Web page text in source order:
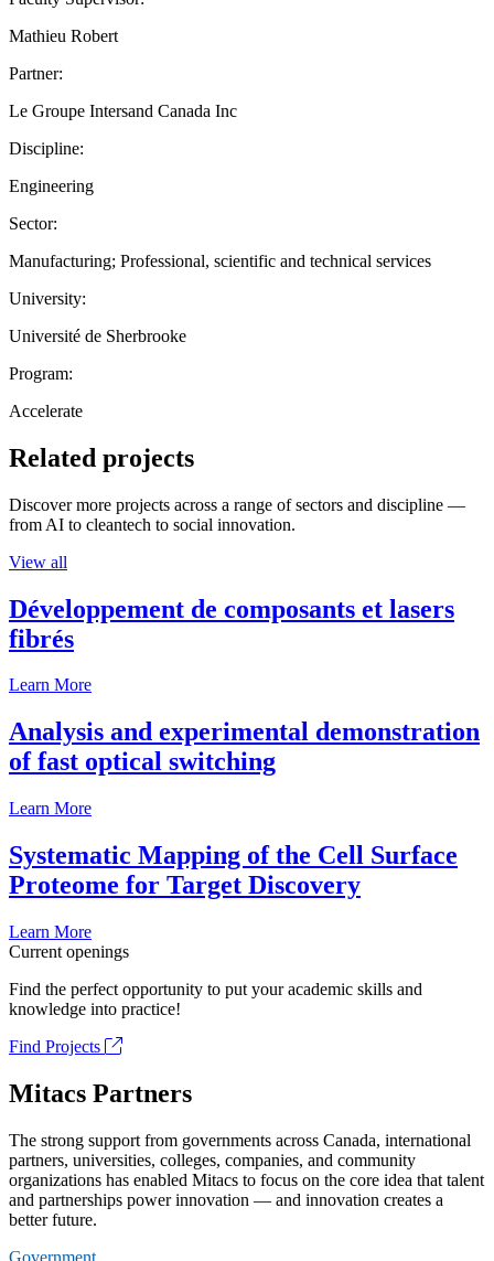
Mathieu Robert
Partner:
Le Groupe Intersand Canada Inc
Discipline:
Engineering
Sector:
Manufacturing; Professional, scientific and technical services
University:
Université de Sherbrooke
Program:
Accelerate
Related projects
Discover more projects across a range of sectors and discipline —
from AI to cleantech to social innovation.
View all
Développement de composants et lasers
fibrés
Learn More
Analysis and experimental demonstration
of fast optical switching
Learn More
Systematic Mapping of the Cell Surface
Proteome for Target Discovery
Learn More
Current openings
Find the perfect opportunity to put your academic skills and
knowledge into practice!
Find Projects
Mitacs Partners
The strong support from governments across Canada, international
partners, universities, colleges, companies, and community
organizations has enabled Mitacs to focus on the core idea that talent
and partnerships power innovation — and innovation creates a
better future.
Government